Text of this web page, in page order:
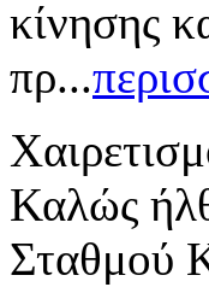
κίνησης
πρ...
Καλώς
Σταθμού